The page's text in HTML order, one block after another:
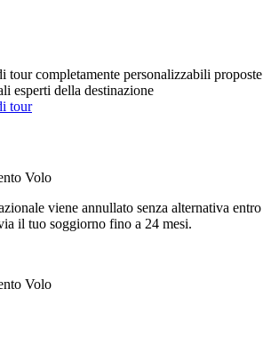
tour completamente personalizzabili proposte
esperti della destinazione
tour
Volo
viene annullato senza alternativa entro
il tuo soggiorno fino a 24 mesi.
Volo